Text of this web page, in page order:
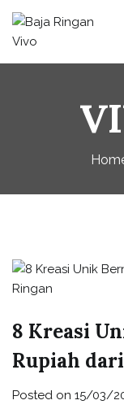
Baja Ringan
Website Baja
8 Kreasi
Rupiah
Posted on 15/03/